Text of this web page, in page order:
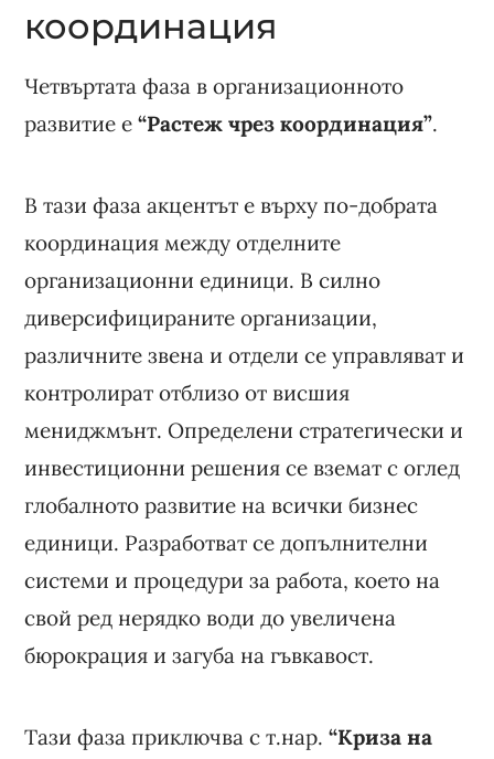
координация
Четвъртата фаза в организационното
развитие е“Растеж чрез координация”.
В тази фаза акцентът е върху по-добрата
координация между отделните
организационни единици. В силно
диверсифицираните организации,
различните звена и отдели се управляват и
контролират отблизо от висшия
мениджмънт. Определени стратегически и
инвестиционни решения се вземат с оглед
глобалното развитие на всички бизнес
единици. Разработват се допълнителни
системи и процедури за работа, което на
свой ред нерядко води до увеличена
бюрокрация и загуба на гъвкавост.
Тази фаза приключва с т.нар.“Криза на